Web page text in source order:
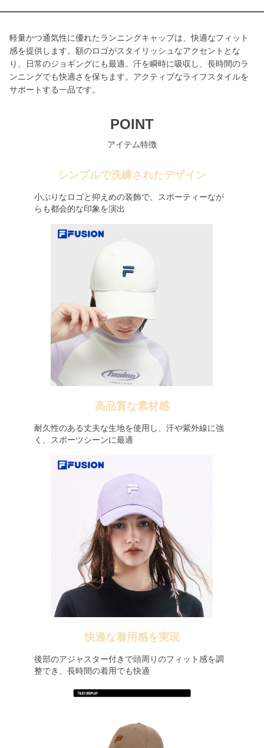
軽量かつ通気性に優れたランニングキャップは、快適なフィット
感を提供します。額のロゴがスタイリッシュなアクセントとな
り、日常のジョギングにも最適。汗を瞬時に吸収し、長時間のラ
ンニングでも快適さを保ちます。アクティブなライフスタイルを
サポートする一品です。
POINT
アイテム特徴
シンプルで洗練されたデザイン
小ぶりなロゴと抑えめの装飾で、スポーティーなが
らも都会的な印象を演出
高品質な素材感
耐久性のある丈夫な生地を使用し、汗や紫外線に強
く、スポーツシーンに最適
快適な着用感を実現
後部のアジャスター付きで頭周りのフィット感を調
整でき、長時間の着用でも快適